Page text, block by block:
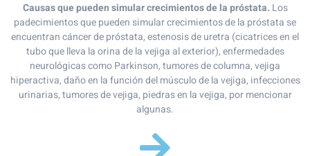
Causas que pueden simular crecimientos de la próstata. Los
padecimientos que pueden simular crecimientos de la próstata se
encuentran cáncer de próstata, estenosis de uretra (cicatrices en el
tubo que lleva la orina de la vejiga al exterior), enfermedades
neurológicas como Parkinson, tumores de columna, vejiga
hiperactiva, daño en la función del músculo de la vejiga, infecciones
urinarias, tumores de vejiga, piedras en la vejiga, por mencionar
algunas.